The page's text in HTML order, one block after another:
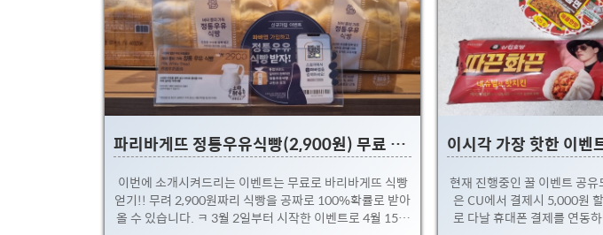
5,000원 캐시백 저의 경우, 월-수 사이에 삼성카드로 5만원
주유를 하고!! 목-금 사이에 이마트에 들려서 5만원어치 쇼
핑을 할 예정! 평일에 모두 해야한다는게 가장 번거로운 점
이긴한데, 요정도 귀찮음이야 극복할 수 있는 정도 ㅎㅎ...
없어서... 꼭 이마트 용을 구
신세계 모바일 상품권을 SSG
가? >> 저도 이거하러 온건
SSG페이 머니관련 입력등
고 합니다. 다
파리바게뜨 정통우유식빵(2,900원) 무료 이벤트~!
이번에 소개시켜드리는 이벤트는 무료로 바리바게뜨 식빵
얻기!! 무려 2,900원짜리 식빵을 공짜로 100%확률로 받아
올 수 있습니다. ㅋ 3월 2일부터 시작한 이벤트로 4월 15일
현재 진행중인 꿀 이벤트 공
은 CU에서 결제시 5,000원
로 다날 휴대폰 결제를 연동